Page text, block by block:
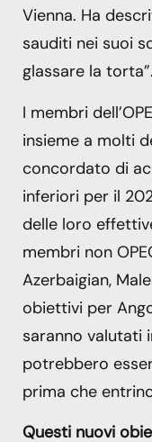
Vienna. Ha
sauditi nei suoi
glassare la torta”.
I membri
insieme a molti
concordato di
inferiori per il
delle loro
membri non
Azerbaigian,
obiettivi per
saranno valutati
potrebbero
prima che
Questi nuovi